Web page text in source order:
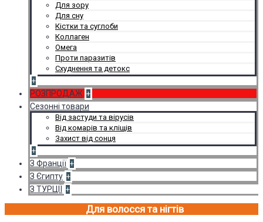
Для зору
Для сну
Кістки та суглоби
Коллаген
Омега
Проти паразитів
Схуднення та детокс
+
РОЗПРОДАЖ +
Сезонні товари
Від застуди та вірусів
Від комарів та кліщів
Захист від сонця
+
З Франції +
З Єгипту +
З ТУРЦІЇ +
Для волосся та нігтів